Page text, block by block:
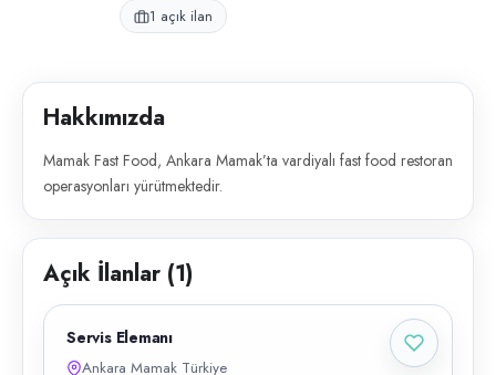
1 açık ilan
Hakkımızda
Mamak Fast Food, Ankara Mamak’ta vardiyalı fast food restoran
operasyonları yürütmektedir.
Açık İlanlar (1)
Servis Elemanı
Ankara Mamak Türkiye